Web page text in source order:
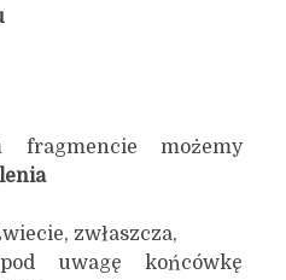
możemy
zwłaszcza,
uwagę końcówkę